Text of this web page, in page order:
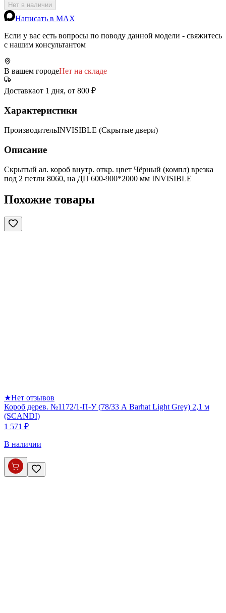
Нет в наличии
Написать в MAX
Если у вас есть вопросы по поводу данной модели - свяжитесь
с нашим консультантом
В вашем городеНет на складе
Доставкаот 1 дня, от 800 ₽
Характеристики
ПроизводительINVISIBLE (Скрытые двери)
Описание
Скрытый ал. короб внутр. откр. цвет Чёрный (компл) врезка
под 2 петли 8060, на ДП 600-900*2000 мм INVISIBLE
Похожие товары
★Нет отзывов
Короб дерев. №1172/1-П-У (78/33 А Barhat Light Grey) 2,1 м
(SCANDI)
1 571 ₽
В наличии